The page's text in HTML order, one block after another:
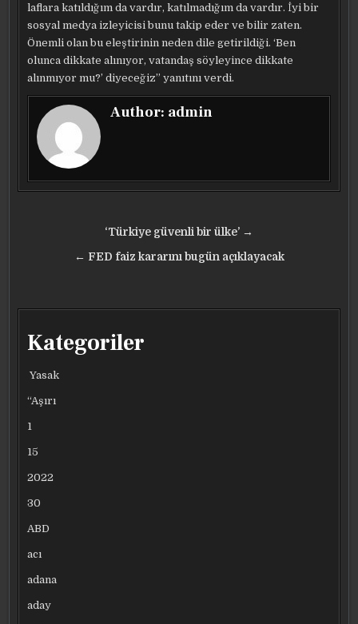
laflara katıldığım da vardır, katılmadığım da vardır. İyi bir
sosyal medya izleyicisi bunu takip eder ve bilir zaten.
Önemli olan bu eleştirinin neden dile getirildiği. ‘Ben
olunca dikkate alınıyor, vatandaş söyleyince dikkate
alınmıyor mu?’ diyeceğiz” yanıtını verdi.
Author: admin
gezinmesi
‘Türkiye güvenli bir ülke’ →
← FED faiz kararını bugün açıklayacak
Kategoriler
Yasak
“Aşırı
1
15
2022
30
ABD
acı
adana
aday